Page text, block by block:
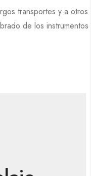
transportes y a otros
de los instrumentos